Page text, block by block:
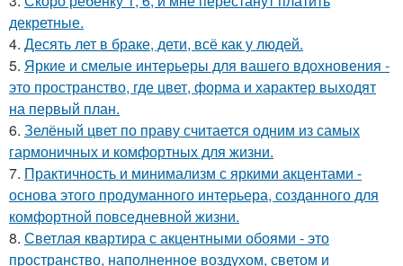
декретные.
4. Десять лет в браке, дети, всё как у людей.
5. Яркие и смелые интерьеры для вашего вдохновения -
это пространство, где цвет, форма и характер выходят
на первый план.
6. Зелёный цвет по праву считается одним из самых
гармоничных и комфортных для жизни.
7. Практичность и минимализм с яркими акцентами -
основа этого продуманного интерьера, созданного для
комфортной повседневной жизни.
8. Светлая квартира с акцентными обоями - это
пространство, наполненное воздухом, светом и